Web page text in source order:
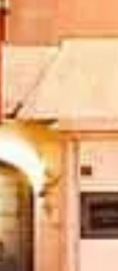
fornecedores oficiais.